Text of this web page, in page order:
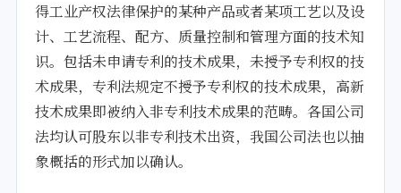
得工业产权法律保护的某种产品或者某项工艺以及设
计、工艺流程、配方、质量控制和管理方面的技术知
识。包括未申请专利的技术成果，未授予专利权的技
术成果，专利法规定不授予专利权的技术成果，高新
技术成果即被纳入非专利技术成果的范畴。各国公司
法均认可股东以非专利技术出资，我国公司法也以抽
象概括的形式加以确认。